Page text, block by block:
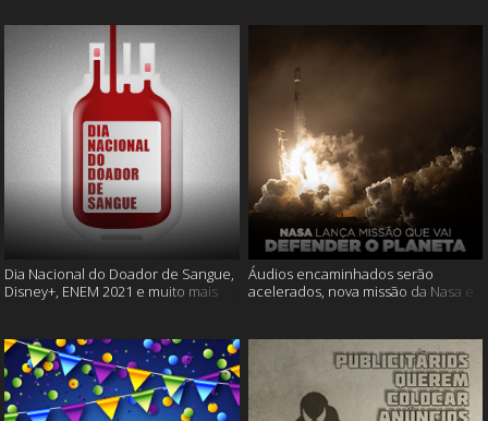
Dia Nacional do Doador de Sangue,
Disney+, ENEM 2021 e muito mais
Áudios encaminhados serão
acelerados, nova missão da Nasa e